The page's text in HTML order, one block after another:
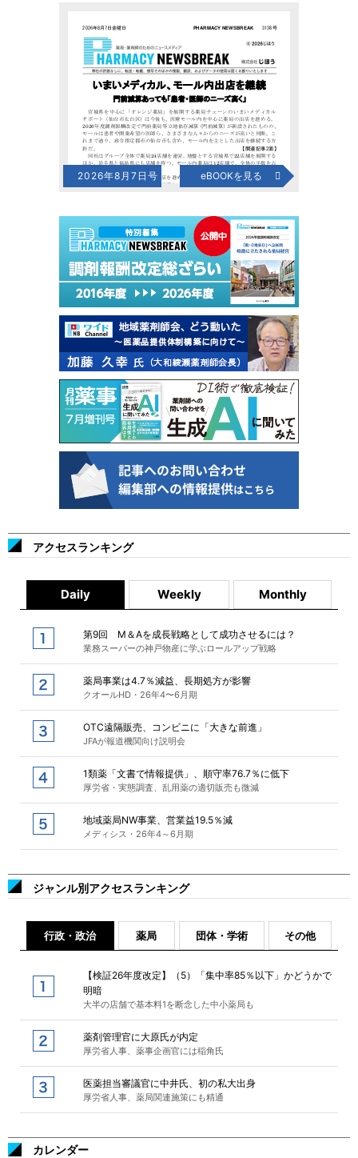
2026年8月7日号 eBOOKを見る
アクセスランキング
Daily Weekly Monthly
第9回 M＆Aを成長戦略として成功させるには？
業務スーパーの神戸物産に学ぶロールアップ戦略
薬局事業は4.7％減益、長期処方が影響
クオールHD・26年4〜6月期
OTC遠隔販売、コンビニに「大きな前進」
JFAが報道機関向け説明会
1類薬「文書で情報提供」、順守率76.7％に低下
厚労省・実態調査、乱用薬の適切販売も微減
地域薬局NW事業、営業益19.5％減
メディシス・26年4～6月期
ジャンル別アクセスランキング
行政・政治 薬局 団体・学術 その他
【検証26年度改定】（5）「集中率85％以下」かどうかで
明暗
大半の店舗で基本料1を断念した中小薬局も
薬剤管理官に大原氏が内定
厚労省人事、薬事企画官には稲角氏
医薬担当審議官に中井氏、初の私大出身
厚労省人事、薬局関連施策にも精通
カレンダー